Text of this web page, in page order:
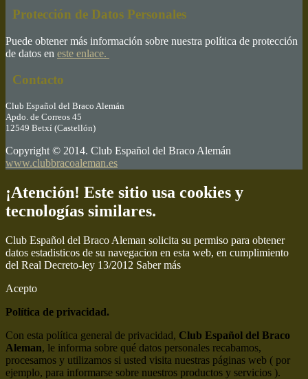
Protección de Datos Personales
Puede obtener más información sobre nuestra política de protección
de datos en este enlace.
Contacto
Club Español del Braco Alemán
Apdo. de Correos 45
12549 Betxí (Castellón)
Copyright © 2014. Club Español del Braco Alemán
www.clubbracoaleman.es
¡Atención! Este sitio usa cookies y
tecnologías similares.
Club Español del Braco Aleman solicita su permiso para obtener
datos estadisticos de su navegacion en esta web, en cumplimiento
del Real Decreto-ley 13/2012 Saber más
Acepto
Política de privacidad.
Con esta política general de privacidad, Club Español del Braco
Aleman, le informa sobre qué datos personales recabamos,
procesamos y utilizamos si usted visita nuestras páginas web ( por
ejemplo, para informarse sobre nuestros productos y servicios ).